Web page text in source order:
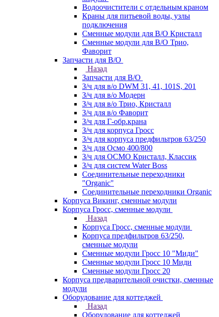
Водоочистители с отдельным краном
Краны для питьевой воды, узлы
подключения
Сменные модули для В/О Кристалл
Сменные модули для В/О Трио,
Фаворит
Запчасти для В/О
Назад
Запчасти для В/О
З/ч для в/о DWM 31, 41, 101S, 201
З/ч для в/о Модерн
З/ч для в/о Трио, Кристалл
З/ч для в/о Фаворит
З/ч для Г-обр.крана
З/ч для корпуса Гросс
З/ч для корпуса предфильтров 63/250
З/ч для Осмо 400/800
З/ч для ОСМО Кристалл, Классик
З/ч для систем Water Boss
Соединительные переходники
"Organic"
Соединительные переходники Organic
Корпуса Викинг, сменные модули
Корпуса Гросс, сменные модули
Назад
Корпуса Гросс, сменные модули
Корпуса предфильтров 63/250,
сменные модули
Сменные модули Гросс 10 "Миди"
Сменные модули Гросс 10 Миди
Сменные модули Гросс 20
Корпуса предварительной очистки, сменные
модули
Оборудование для коттеджей
Назад
Оборудование для коттеджей